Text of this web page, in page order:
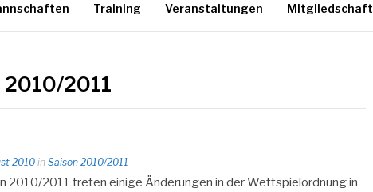
Training Veranstaltungen Mitgliedschaft
2010/2011
2010in Saison 2010/2011
2010/2011 treten einige Änderungen in der Wettspielordnung in